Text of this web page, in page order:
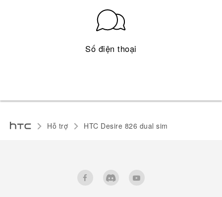
Số điện thoại
Hỗ trợ HTC Desire 826 dual sim‎